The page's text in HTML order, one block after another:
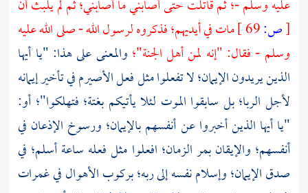
عليه وسلم -؛ ثم قاتلت حتى أصابني ما أصابني؛ ثم لم يلبث أن
[ص:
مات في أيديهم؛ فذكروه لرسول الله - صلى الله عليه
وسلم - فقال: "إنه لمن أهل الجنة"؛ والمعنى على هذا: "يا أيها
الذين يريدون الإيمان؛ لا تفعلوا مثل فعلالأصيرمفي تأخير إيمانه
لأجل الربا؛ بل سابقوا الموت لئلا يأتيكم بغتة؛ فتهلكوا"؛ أو:
"يا أيها الذين أخبروا عن أنفسهم بالإيمان؛ ورسوخ الإذعان في
أنفسهم؛ والإيقان بمر الزمان؛ افعلوا مثل فعله ساعة أسلم؛ في
صدق الإيمان؛ وإسلام نفسه إلى ربه؛ بركوب الأهوال في غمرات